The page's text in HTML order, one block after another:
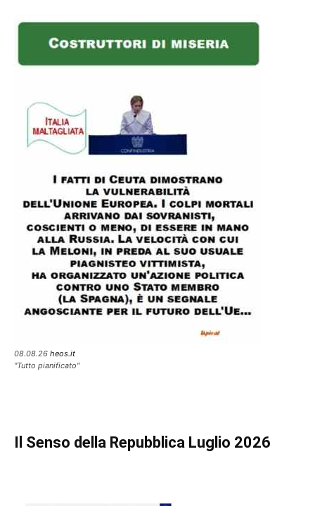
08.08.26 heos.it
"Tutto pianificato"
Il Senso della Repubblica Luglio 2026